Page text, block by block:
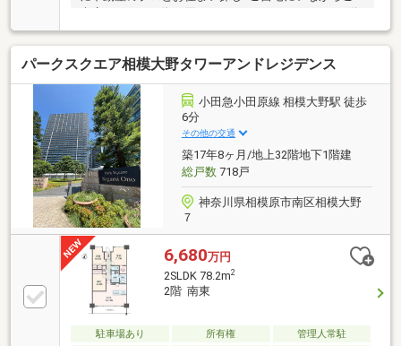
来店いただいた際と同じことができるオンライン不動
産、ぜひご活用ください。・家族みんなが自然と集ま
る、ゆとりある14帖LDK☆・ご家族との会話を楽しみ
ながらお料理できる人気の対面キッチン！・季節物や
大型のお荷物もすっきり収納できる、便利なWIC付き
♪・南東向きにつき、朝から心地よい陽光が差し込む
明るい住空間☆・大切なペットと一緒に暮らせる、癒
しあふれるお住まい♪・室内を一新したフルリフォー
ムで、すぐに新生活をスタート可能！■不動産は創立
1969年のセンチュリー21ココカラへ！
パークスクエア相模大野タワーアンドレジデンス
小田急小田原線 相模大野駅 徒歩
6分
その他の交通
築17年8ヶ月/地上32階地下1階建
総戸数718戸
神奈川県相模原市南区相模大野
７
6,680万円
2SLDK 78.2m2
2階 南東
駐車場あり 所有権
管理人常駐